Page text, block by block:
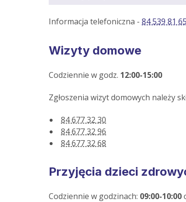
Informacja telefoniczna - 84 539 81 65
Wizyty domowe
Codziennie w godz. 12:00-15:00
Zgłoszenia wizyt domowych należy
84 677 32 30
84 677 32 96
84 677 32 68
Przyjęcia dzieci
Codziennie w godzinach: 09:00-10:00